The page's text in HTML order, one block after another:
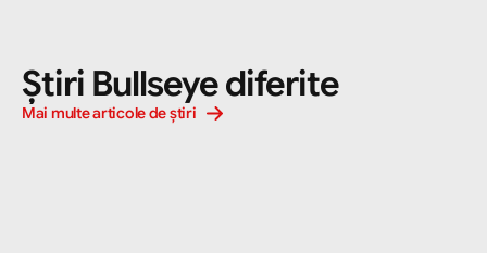
Știri Bullseye diferite
Mai multe articole de știri